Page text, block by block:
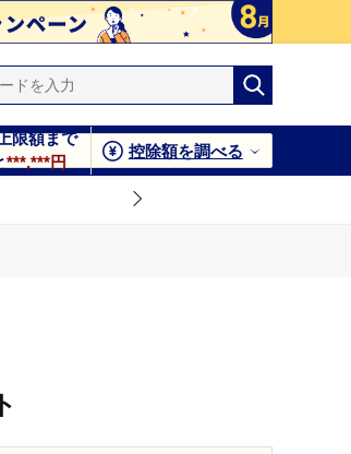
限額まで
***,***円
控除額を調べる